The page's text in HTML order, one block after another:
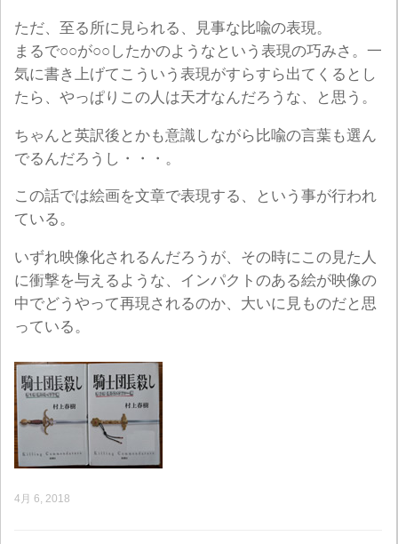
ただ、至る所に見られる、見事な比喩の表現。
まるで○○が○○したかのようなという表現の巧みさ。一
気に書き上げてこういう表現がすらすら出てくるとし
たら、やっぱりこの人は天才なんだろうな、と思う。
ちゃんと英訳後とかも意識しながら比喩の言葉も選ん
でるんだろうし・・・。
この話では絵画を文章で表現する、という事が行われ
ている。
いずれ映像化されるんだろうが、その時にこの見た人
に衝撃を与えるような、インパクトのある絵が映像の
中でどうやって再現されるのか、大いに見ものだと思
っている。
4月 6, 2018